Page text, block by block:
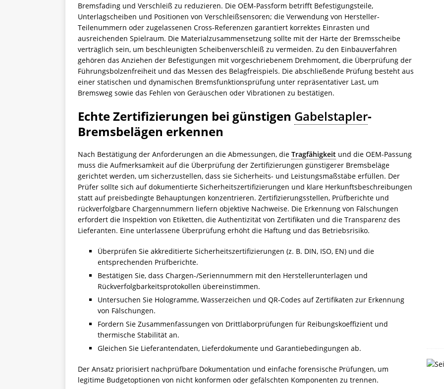
Bremsfading und Verschleiß zu reduzieren. Die OEM-Passform betrifft Befestigungsteile,
Unterlagscheiben und Positionen von Verschleißsensoren; die Verwendung von Hersteller-
Teilenummern oder zugelassenen Cross-Referenzen garantiert korrektes Einrasten und
ausreichenden Spielraum. Die Materialzusammensetzung sollte mit der Härte der Bremsscheibe
verträglich sein, um beschleunigten Scheibenverschleiß zu vermeiden. Zu den Einbauverfahren
gehören das Anziehen der Befestigungen mit vorgeschriebenem Drehmoment, die Überprüfung der
Führungsbolzenfreiheit und das Messen des Belagfreispiels. Die abschließende Prüfung besteht aus
einer statischen und dynamischen Bremsfunktionsprüfung unter repräsentativer Last, um
Bremsweg sowie das Fehlen von Geräuschen oder Vibrationen zu bestätigen.
Echte Zertifizierungen bei günstigen Gabelstapler-
Bremsbelägen erkennen
Nach Bestätigung der Anforderungen an die Abmessungen, die Tragfähigkeit und die OEM-Passung
muss die Aufmerksamkeit auf die Überprüfung der Zertifizierungen günstigerer Bremsbeläge
gerichtet werden, um sicherzustellen, dass sie Sicherheits- und Leistungsmaßstäbe erfüllen. Der
Prüfer sollte sich auf dokumentierte Sicherheitszertifizierungen und klare Herkunftsbeschreibungen
statt auf preisbedingte Behauptungen konzentrieren. Zertifizierungsstellen, Prüfberichte und
rückverfolgbare Chargennummern liefern objektive Nachweise. Die Erkennung von Fälschungen
erfordert die Inspektion von Etiketten, die Authentizität von Zertifikaten und die Transparenz des
Lieferanten. Eine unterlassene Überprüfung erhöht die Haftung und das Betriebsrisiko.
Überprüfen Sie akkreditierte Sicherheitszertifizierungen (z. B. DIN, ISO, EN) und die
entsprechenden Prüfberichte.
Bestätigen Sie, dass Chargen-/Seriennummern mit den Herstellerunterlagen und
Rückverfolgbarkeitsprotokollen übereinstimmen.
Untersuchen Sie Hologramme, Wasserzeichen und QR-Codes auf Zertifikaten zur Erkennung
von Fälschungen.
Fordern Sie Zusammenfassungen von Drittlaborprüfungen für Reibungskoeffizient und
thermische Stabilität an.
Gleichen Sie Lieferantendaten, Lieferdokumente und Garantiebedingungen ab.
Der Ansatz priorisiert nachprüfbare Dokumentation und einfache forensische Prüfungen, um
legitime Budgetoptionen von nicht konformen oder gefälschten Komponenten zu trennen.